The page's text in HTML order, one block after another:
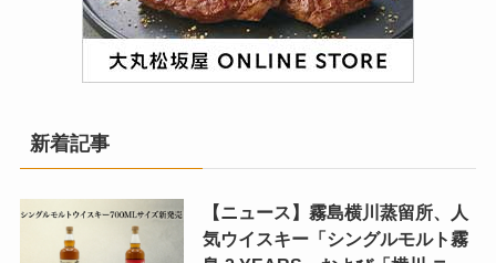
新着記事
【ニュース】霧島横川蒸留所、人
気ウイスキー「シングルモルト霧